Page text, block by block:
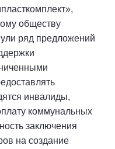
обществу
ряд предложений
инвалиды,
коммунальных
заключения
на создание